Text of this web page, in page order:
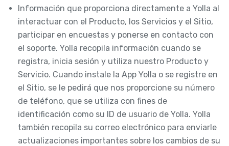
Información que proporciona directamente a Yolla al
interactuar con el Producto, los Servicios y el Sitio,
participar en encuestas y ponerse en contacto con
el soporte. Yolla recopila información cuando se
registra, inicia sesión y utiliza nuestro Producto y
Servicio. Cuando instale la App Yolla o se registre en
el Sitio, se le pedirá que nos proporcione su número
de teléfono, que se utiliza con fines de
identificación como su ID de usuario de Yolla. Yolla
también recopila su correo electrónico para enviarle
actualizaciones importantes sobre los cambios de su